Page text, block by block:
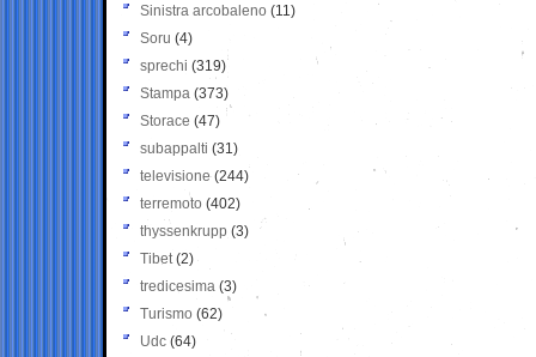
Sinistra arcobaleno (11)
Soru (4)
sprechi (319)
Stampa (373)
Storace (47)
subappalti (31)
televisione(244)
terremoto (402)
thyssenkrupp (3)
Tibet(2)
tredicesima (3)
Turismo (62)
Udc (64)